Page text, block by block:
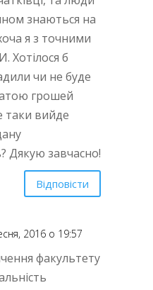
знаються на
я з точними
Хотілося б
чи не буде
грошей
таки вийде
Дякую завчасно!
Відповісти
2016 о 19:57
факультету